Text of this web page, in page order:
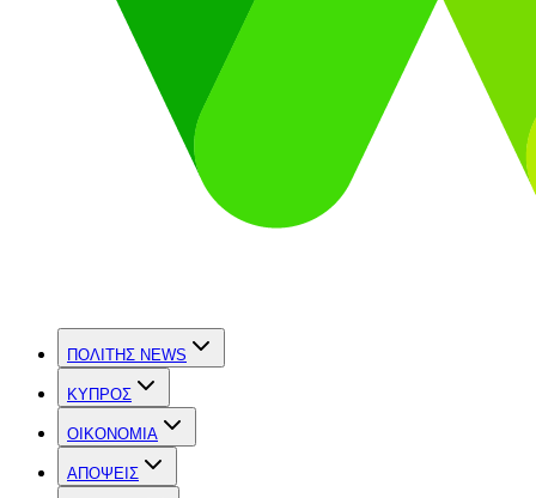
ΠΟΛΙΤΗΣ NEWS
ΚΥΠΡΟΣ
OIKONOMIA
ΑΠΟΨΕΙΣ